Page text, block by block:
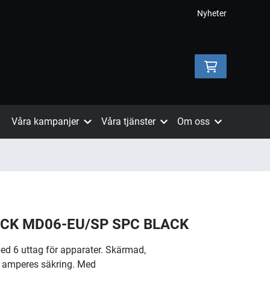
Nyheter
Våra kampanjer Våra tjänster Om oss
MD06-EU/SP SPC BLACK
6 uttag för apparater. Skärmad,
säkring. Med